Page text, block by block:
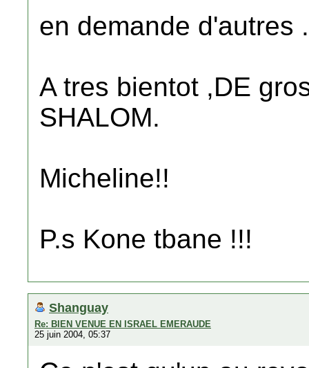
en demande d'autres .
A tres bientot ,DE
SHALOM.
Micheline!!
P.s Kone tbane !!!
Shanguay
Re: BIEN VENUE EN ISRAEL EMERAUDE
25 juin 2004, 05:37